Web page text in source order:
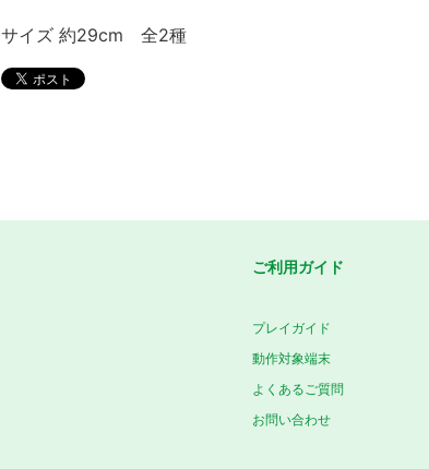
サイズ 約29cm 全2種
ご利用ガイド
プレイガイド
動作対象端末
よくあるご質問
お問い合わせ